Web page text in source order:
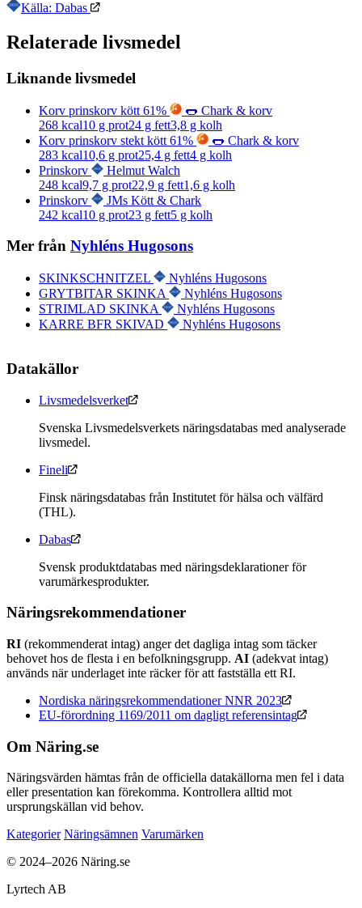
Källa: Dabas
Relaterade livsmedel
Liknande livsmedel
Korv prinskorv kött 61%
🌭 Chark & korv
268 kcal10 g prot24 g fett3,8 g kolh
Korv prinskorv stekt kött 61%
🌭 Chark & korv
283 kcal10,6 g prot25,4 g fett4 g kolh
Prinskorv
Helmut Walch
248 kcal9,7 g prot22,9 g fett1,6 g kolh
Prinskorv
JMs Kött & Chark
242 kcal10 g prot23 g fett5 g kolh
Mer från Nyhléns Hugosons
SKINKSCHNITZEL
Nyhléns Hugosons
GRYTBITAR SKINKA
Nyhléns Hugosons
STRIMLAD SKINKA
Nyhléns Hugosons
KARRE BFR SKIVAD
Nyhléns Hugosons
Datakällor
Livsmedelsverket
Svenska Livsmedelsverkets näringsdatabas med analyserade
livsmedel.
Fineli
Finsk näringsdatabas från Institutet för hälsa och välfärd
(THL).
Dabas
Svensk produktdatabas med näringsdeklarationer för
varumärkesprodukter.
Näringsrekommendationer
RI (rekommenderat intag) anger det dagliga intag som täcker
behovet hos de flesta i en befolkningsgrupp. AI (adekvat intag)
används när underlaget inte räcker för att fastställa ett RI.
Nordiska näringsrekommendationer NNR 2023
EU-förordning 1169/2011 om dagligt referensintag
Om Näring.se
Näringsvärden hämtas från de officiella datakällorna men fel i data
eller presentation kan förekomma. Kontrollera alltid mot
ursprungskällan vid behov.
Kategorier Näringsämnen Varumärken
© 2024–2026 Näring.se
Lyrtech AB